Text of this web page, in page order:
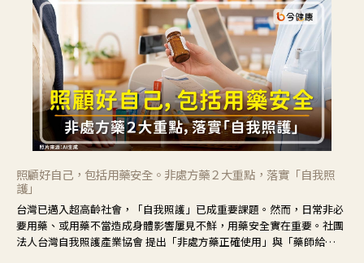
照顧好自己，包括用藥安全。非處方藥２大重點，落實「自我照
護」
台灣已邁入超高齡社會，「自我照護」已成重要課題。然而，日常非必
要用藥、或用藥不當造成身體影響屢見不鮮，用藥安全實在重要。社團
法人台灣自我照護產業協會 提出「非處方藥正確使用」與「藥師給